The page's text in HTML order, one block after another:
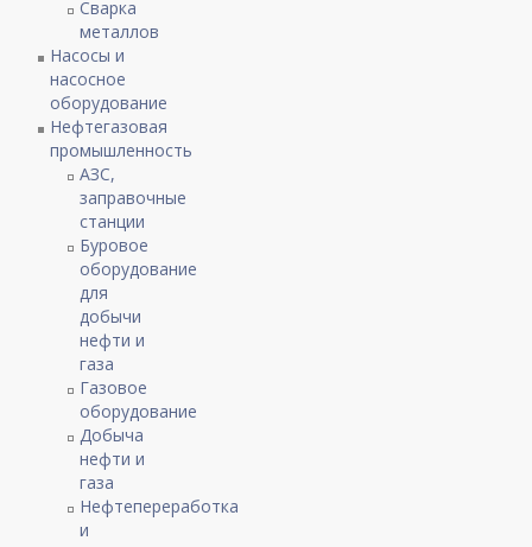
Сварка
металлов
Насосы и
насосное
оборудование
Нефтегазовая
промышленность
АЗС,
заправочные
станции
Буровое
оборудование
для
добычи
нефти и
газа
Газовое
оборудование
Добыча
нефти и
газа
Нефтепереработка
и